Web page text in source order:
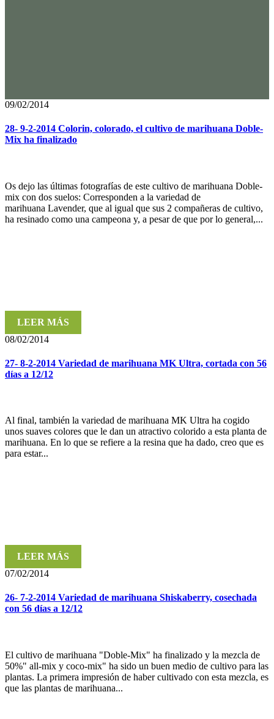
09/02/2014
28- 9-2-2014 Colorin, colorado, el cultivo de marihuana Doble-
Mix ha finalizado
Os dejo las últimas fotografías de este cultivo de marihuana Doble-
mix con dos suelos: Corresponden a la variedad de
marihuana Lavender, que al igual que sus 2 compañeras de cultivo,
ha resinado como una campeona y, a pesar de que por lo general,...
LEER MÁS
08/02/2014
27- 8-2-2014 Variedad de marihuana MK Ultra, cortada con 56
días a 12/12
Al final, también la variedad de marihuana MK Ultra ha cogido
unos suaves colores que le dan un atractivo colorido a esta planta de
marihuana. En lo que se refiere a la resina que ha dado, creo que es
para estar...
LEER MÁS
07/02/2014
26- 7-2-2014 Variedad de marihuana Shiskaberry, cosechada
con 56 días a 12/12
El cultivo de marihuana "Doble-Mix" ha finalizado y la mezcla de
50%" all-mix y coco-mix" ha sido un buen medio de cultivo para las
plantas. La primera impresión de haber cultivado con esta mezcla, es
que las plantas de marihuana...